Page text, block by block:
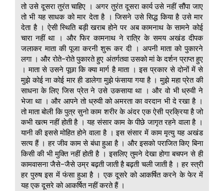
तो उसे दूसरा तुरंत चाहिए । अगर तुरंत दूसरा कार्य उसे नहीं सौंपा जाए
तो भी यह साधक को मार देता है । जिसने उसे सिद्ध किया है उसे मार
देता है । ऐसी स्थिति बड़ी खराब होने पर अब कामनाथ के सामने कोई
चारा नहीं था । और फिर कामनाथ ने रात्रि के समय अखंड दीपक
जलाकर माता की पूजा करनी शुरू कर दी । अपनी माता को पुकारने
लगा । और रोते-रोते पुकारते हुए अंतर्गतवा उसको मां के दर्शन प्राप्त हुए
। माता से उसने पूछा कि क्या मार्ग है माता । इस प्रकार से दोनों में से
मुझे कोई ना कोई मार ही डालेगा मुझे फंसाया गया है । मुझे महा प्रेत की
साधना के लिए जिस प्रेत ने उसे उकसाया था । और वो भी ध्रुवी ने
भेजा था । और आपने तो ध्रुवी को अमरता का वरदान भी दे रखा है ।
तो माता बोली कि पुत्र सुनो काम शरीर के अंदर एक ऐसी प्रक्रिया है जो
कभी खत्म नहीं होती है । यह संसार काम के पीछे जागृत रहने वाला है ।
यानी की इससे मोहित होने वाला है । इस संसार में काम मृत्यु यह अखंड
सत्य हैं । हर जीव काम से बंधा हुआ है । और इसको पराजित किए बिना
किसी की भी मुक्ति नहीं होती है । इसलिए तुमने देखा होगा बचपन से ही
कामवासना जैसे-जैसे उम्र बढ़ती जाती है बढ़ती चली जाती है । हर स्त्री
हर पुरुष इस में फंसा हुआ है । एक दूसरे को आकर्षित करने के फेर में
यह एक दूसरे को आकर्षित नहीं करते हैं ।